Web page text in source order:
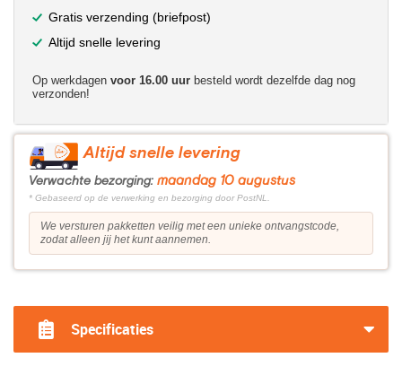
Gratis verzending (briefpost)
Altijd snelle levering
Op werkdagen voor 16.00 uur besteld wordt dezelfde dag nog
verzonden!
Altijd snelle levering
Verwachte bezorging: maandag 10 augustus
* Gebaseerd op de verwerking en bezorging door PostNL.
We versturen pakketten veilig met een unieke ontvangstcode,
zodat alleen jij het kunt aannemen.
Specificaties